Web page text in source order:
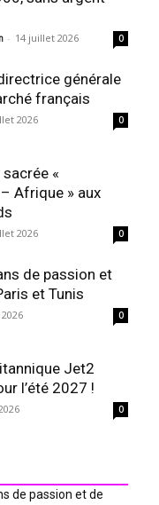
- 14 juillet 2026 0
générale
français
2026 0
«
Afrique » aux
2026 0
de passion et
et Tunis
0
Jet2
l’été 2027 !
0
de passion et de